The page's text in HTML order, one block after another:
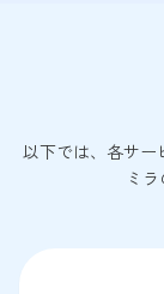
以下では、各サー
ミ